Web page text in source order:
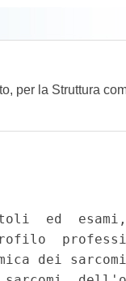
per la Struttura